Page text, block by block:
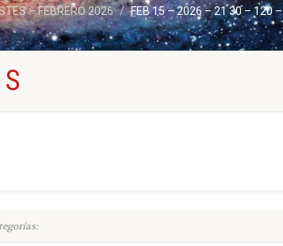
– FEBRERO 2026 FEB 15 – 2026 – 21 30 – 120